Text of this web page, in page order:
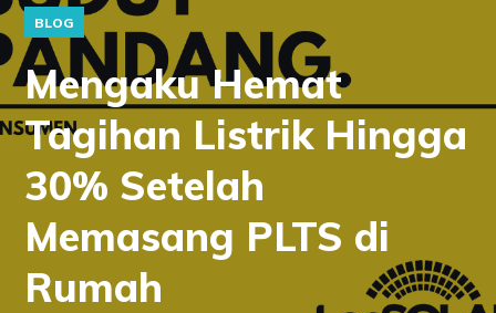
BLOG
Mengaku Hemat
Tagihan Listrik Hingga
30% Setelah
Memasang PLTS di
Rumah